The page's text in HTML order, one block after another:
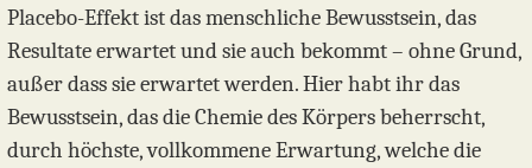
Placebo-Effekt ist das menschliche Bewusstsein, das
Resultate erwartet und sie auch bekommt – ohne Grund,
außer dass sie erwartet werden. Hier habt ihr das
Bewusstsein, das die Chemie des Körpers beherrscht,
durch höchste, vollkommene Erwartung, welche die